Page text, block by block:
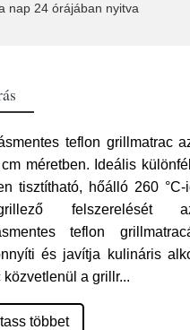
nap 24 órájában nyitva
teflon grillmatrac
méretben. Ideális
tisztítható, hőálló 260
felszerelését
teflon
és javítja kulináris
közvetlenül a grillr...
többet